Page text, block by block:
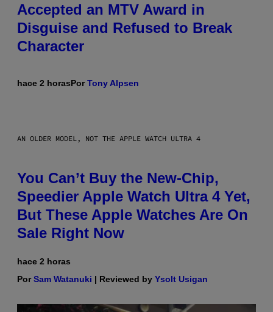
Accepted an MTV Award in
Disguise and Refused to Break
Character
hace 2 horasPorTony Alpsen
AN OLDER MODEL, NOT THE APPLE WATCH ULTRA 4
You Can’t Buy the New-Chip,
Speedier Apple Watch Ultra 4 Yet,
But These Apple Watches Are On
Sale Right Now
hace 2 horas
PorSam Watanuki | Reviewed by Ysolt Usigan